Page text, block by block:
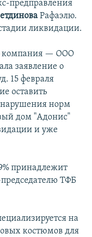
предправления
Рафаэлю.
ликвидации.
компания — ООО
заявление о
15 февраля
оставить
нарушения норм
дом "Адонис"
и уже
принадлежит
ТФБ
на
костюмов для